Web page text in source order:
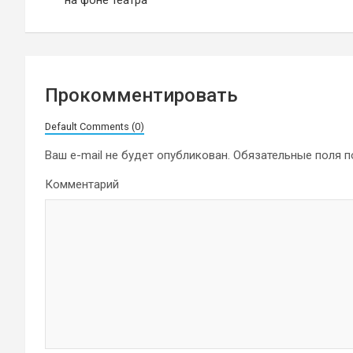
записям
Прокомментировать
Default Comments (0)
Ваш e-mail не будет опубликован. Обязательные поля
Комментарий